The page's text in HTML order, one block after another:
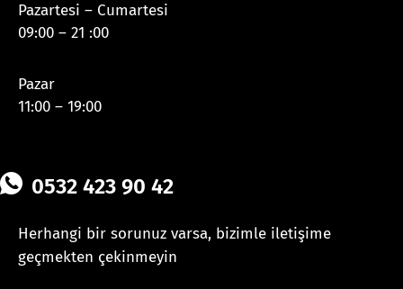
Pazartesi – Cumartesi
09:00 – 21 :00
Pazar
11:00 – 19:00
0532 423 90 42
Herhangi bir sorunuz varsa, bizimle iletişime
geçmekten çekinmeyin